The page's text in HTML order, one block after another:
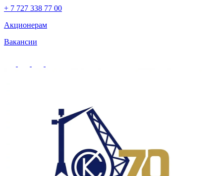
+ 7 727 338 77 00
Акционерам
Вакансии